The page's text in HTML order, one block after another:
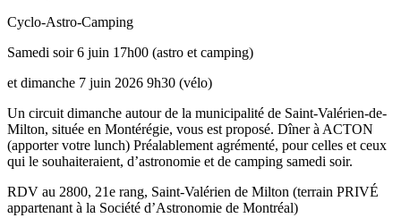
Cyclo-Astro-Camping
Samedi soir 6 juin 17h00 (astro et camping)
et dimanche 7 juin 2026 9h30 (vélo)
Un circuit dimanche autour de la municipalité de Saint-Valérien-de-
Milton, située en Montérégie, vous est proposé. Dîner à ACTON
(apporter votre lunch) Préalablement agrémenté, pour celles et ceux
qui le souhaiteraient, d’astronomie et de camping samedi soir.
RDV au 2800, 21e rang, Saint-Valérien de Milton (terrain PRIVÉ
appartenant à la Société d’Astronomie de Montréal)